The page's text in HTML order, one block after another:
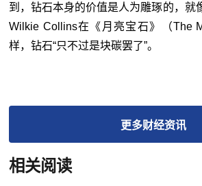
到，钻石本身的价值是人为雕琢的，就
Wilkie Collins在《月亮宝石》（The
样，钻石“只不过是块碳罢了”。
更多财经资讯
相关阅读